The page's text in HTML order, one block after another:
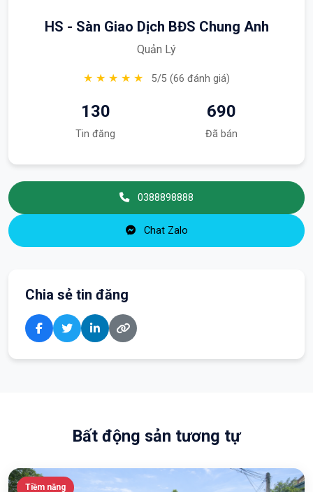
HS - Sàn Giao Dịch BĐS Chung Anh
Quản Lý
★ ★ ★ ★ ★ 5/5 (66 đánh giá)
130
Tin đăng
690
Đã bán
0388898888
Chat Zalo
Chia sẻ tin đăng
Bất động sản tương tự
Tiềm năng